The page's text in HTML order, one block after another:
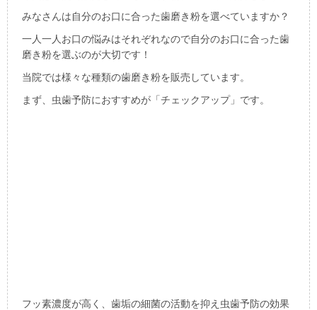
みなさんは自分のお口に合った歯磨き粉を選べていますか？
一人一人お口の悩みはそれぞれなので自分のお口に合った歯
磨き粉を選ぶのが大切です！
当院では様々な種類の歯磨き粉を販売しています。
まず、虫歯予防におすすめが「チェックアップ」です。
フッ素濃度が高く、歯垢の細菌の活動を抑え虫歯予防の効果